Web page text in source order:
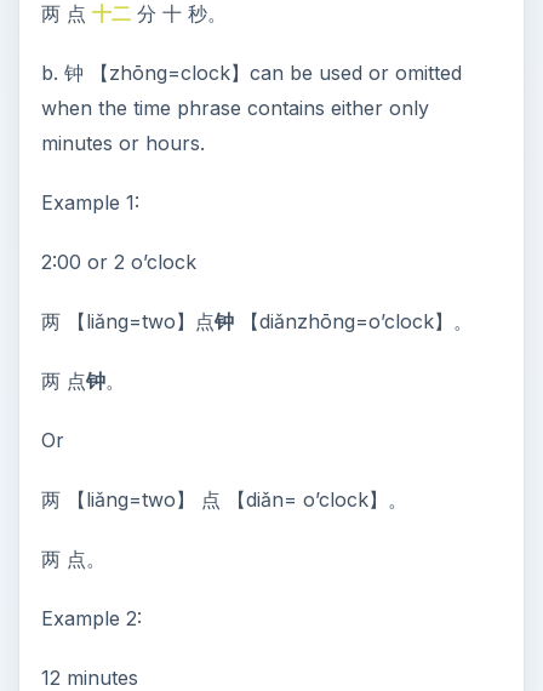
两 点 十二分 十 秒。
b. 钟 【zhōng=clock】can be used or omitted
when the time phrase contains either only
minutes or hours.
Example 1:
2:00 or 2 o’clock
两 【liǎng=two】点钟【diǎnzhōng=o’clock】。
两 点钟。
Or
两 【liǎng=two】 点 【diǎn= o’clock】。
两 点。
Example 2:
12 minutes